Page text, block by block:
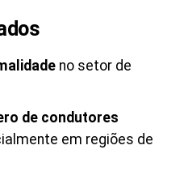
no setor de
de condutores
em regiões de